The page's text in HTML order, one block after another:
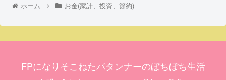
ホーム お金(家計、投資、節約)
FPになりそこねたパタンナーのぼちぼち生活